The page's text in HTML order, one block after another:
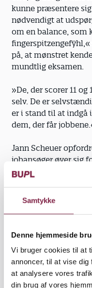
Samtykke
Denne hjemmeside
Vi bruger cookies til at
annoncer, til at vise
at analysere vores
din brug af vores
kunne præsentere
nødvendigt at
om en balance, som
fingerspitzengefÿhl,«
på, at mønstret
mundtlig eksamen.
»De, der scorer 11
selv. De er
er i stand til at indgå
dem, der får
Jann Scheuer
jobansøger øver sig
der er emner eller
»Meget ofte bliver
at fortælle, hvem han
Bare spyt ud. Man